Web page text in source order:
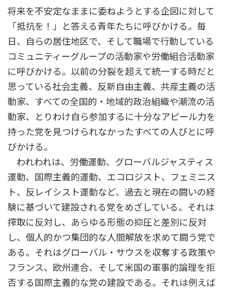
将来を不安定なままに委ねようとする企図に対して
「抵抗を！」と答える青年たちに呼びかける。毎
日、自らの居住地区で、そして職場で行動している
コミュニティーグループの活動家や労働組合活動家
に呼びかける。以前の分裂を超えて統一する時だと
思っている社会主義、反新自由主義、共産主義の活
動家、すべての全国的・地域的政治組織や潮流の活
動家、とりわけ自ら参加するに十分なアピール力を
持った党を見つけられなかったすべての人びとに呼
びかける。
われわれは、労働運動、グローバルジャスティス
運動、国際主義的運動、エコロジスト、フェミニス
ト、反レイシスト運動など、過去と現在の闘いの経
験に基づいて建設される党をめざしている。それは
搾取に反対し、あらゆる形態の抑圧と差別に反対
し、個人的かつ集団的な人間解放を求めて闘う党で
ある。それはグローバル・サウスを収奪する政策や
フランス、欧州連合、そして米国の軍事的論理を拒
否する国際主義的な党の建設である。それは例えば